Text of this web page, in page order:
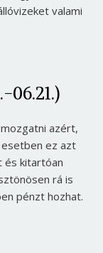
valami
06.21.)
azért,
ez azt
és kitartóan
rá is
pénzt hozhat.